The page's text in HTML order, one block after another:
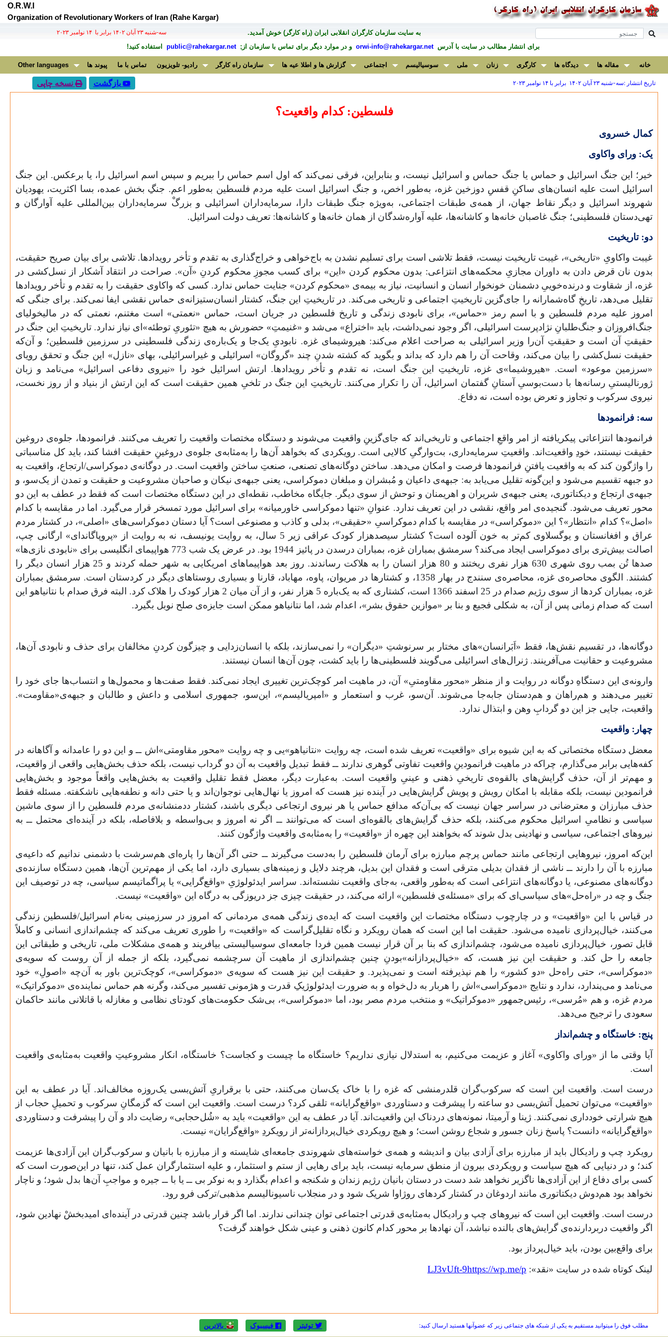
O.R.W.I
Organization of Revolutionary Workers of Iran (Rahe Kargar)
به سايت سازمان کارگران انقلابی ايران (راه کارگر) خوش آمديد. سه-شنبه ۲۳ آبان ۱۴۰۲ برابر با ۱۴ نوامبر ۲۰۲۳
برای انتشار مطالب در سايت با آدرسorwi-info@rahekargar.net و در موارد ديگر برای تماس با سازمان از;public@rahekargar.net استفاده کنید!
خانه مقاله ها دیدگاه ها کارگری زنان ملی سوسیالیسم اجتماعی گزارش ها و اطلا عیه ها سازمان راه کارگر رادیو- تلویزیون تماس با ما پیوند ها Other languages
تاریخ انتشار :سه-شنبه ۲۳ آبان ۱۴۰۲ برابر با ۱۴ نوامبر ۲۰۲۳ بازگشت نسخه چاپی
فلسطین: کدام واقعیت؟
کمال خسروی
یک: ورای واکاوی
خیر؛ این جنگ اسرائیل و حماس یا جنگ حماس و اسرائیل نیست، و بنابراین، فرقی نمی‌کند که اول اسم حماس را ببریم و سپس اسم اسرائیل را، یا برعکس. این جنگ
اسرائیل است علیه انسان‌های ساکنِ قفسِ دوزخین غزه، به‌طور اخص، و جنگ اسرائیل است علیه مردم فلسطین به‌طور اعم. جنگِ بخش عمده، بسا اکثریت، یهودیان
شهروند اسرائیل و دیگر نقاط جهان، از همه‌ی طبقات اجتماعی، به‌ویژه جنگ طبقات دارا، سرمایه‌داران اسرائیلی و بزرگْ سرمایه‌داران بین‌المللی علیه آوارگان و
تهی‌دستان فلسطینی؛ جنگ غاصبان خانه‌ها و کاشانه‌ها، علیه آواره‌شدگان از همان خانه‌ها و کاشانه‌ها: تعریف دولت اسرائیل.
دو: تاریخیت
غیبت واکاویِ «تاریخی»، غیبت تاریخیت نیست، فقط تلاشی است برای تسلیم ‌نشدن به باج‌خواهی و خراج‌گذاری به تقدم و تأخر رویدادها. تلاشی برای بیان صریح حقیقت،
بدون نان قرض دادن به داوران مجازیِ محکمه‌های انتزاعی: بدون محکوم‌ کردن «این» برای کسب مجوزِ محکوم‌ کردنِ «آن». صراحت در انتقاد آشکار از نسل‌کشی در
غزه، از شقاوت و درنده‌خوییِ دشمنان خونخوار انسان و انسانیت، نیاز به بیمه‌ی «محکوم ‌کردن» جنایت حماس ندارد. کسی‌ که واکاوی حقیقت را به تقدم و تأخر رویدادها
تقلیل می‌دهد، تاریخِ گاه‌شمارانه را جای‌گزین تاریخیتِ اجتماعی و تاریخی می‌کند. در تاریخیتِ این جنگ، کشتار انسان‌ستیزانه‌ی حماس نقشی ایفا نمی‌کند. برای جنگی که
امروز علیه مردم فلسطین و با اسم رمز «حماس»، برای نابودی زندگی و تاریخ فلسطین در جریان است، حماس «نعمتی» است مغتنم، نعمتی که در مالیخولیای
جنگ‌افروزان و جنگ‌طلبانِ نژادپرست اسرائیلی، اگر وجود نمی‌داشت، باید «اختراع» می‌شد و «غنیمتِ» حضورش به هیچ «تئوریِ توطئه»ای نیاز ندارد. تاریخیتِ این جنگ در
حقیقتِ آن است و حقیقتِ آن‌را وزیر اسرائیلی به صراحت اعلام می‌کند: هیروشیمای غزه. نابودیِ یک‌جا و یک‌باره‌ی زندگی فلسطینی در سرزمین فلسطین؛ و آن‌که
حقیقت نسل‌کشی را بیان می‌کند، وقاحت آن را هم دارد که بداند و بگوید که کشته‌ شدنِ چند «گروگان» اسرائیلی و غیراسرائیلی، بهای «نازل» این جنگ و تحقق رویای
«سرزمین موعود» است. «هیروشیما»ی غزه، تاریخیتِ این جنگ است، نه تقدم و تأخر رویدادها. ارتش اسرائیل خود را «نیروی دفاعی اسرائیل» می‌نامد و زبان
ژورنالیستیِ رسانه‌ها با دست‌بوسیِ آستانِ گفتمان اسرائیل، آن را تکرار می‌کنند. تاریخیتِ این جنگ در تلخیِ همین حقیقت است که این ارتش از بنیاد و از روز نخست،
نیروی سرکوب و تجاوز و تعرض بوده است، نه دفاع.
سه: فرانمودها
فرانمودها انتزاعاتی پیکریافته از امر واقعِ اجتماعی و تاریخی‌اند که جای‌گزینِ واقعیت می‌شوند و دستگاه مختصات واقعیت را تعریف می‌کنند. فرانمودها، جلوه‌ی دروغین
حقیقت نیستند، خودِ واقعیت‌اند. واقعیتِ سرمایه‌داری، بت‌وارگیِ کالایی است. رویکردی که بخواهد آن‌ها را به‌مثابه‌ی جلوه‌ی دروغینِ حقیقت افشا کند، باید کل مناسباتی
را واژگون کند که به واقعیت ‌یافتنِ فرانمودها فرصت و امکان می‌دهد. ساختن دوگانه‌های تصنعی، صنعتِ ساختن واقعیت است. در دوگانه‌ی دموکراسی/ارتجاع، واقعیت به
دو جبهه تقسیم می‌شود و این‌گونه تقلیل می‌یابد به: جبهه‌ی داعیان و مُبشران و مبلغان دموکراسی، یعنی جبهه‌ی نیکان و صاحبان مشروعیت و حقیقت و تمدن از یک‌سو، و
جبهه‌ی ارتجاع و دیکتاتوری، یعنی جبهه‌ی شریران و اهریمنان و توحش از سوی دیگر. جایگاه مخاطب، نقطه‌ای در این دستگاه مختصات است که فقط در عطف به این دو
محور تعریف می‌شود. گنجیده‌ی امر واقع، نقشی در این تعریف ندارد. عنوانِ «تنها دموکراسی خاورمیانه» برای اسرائیل مورد تمسخر قرار می‌گیرد. اما در مقایسه با کدام
«اصل»؟ کدام «انتظار»؟ این «دموکراسی» در مقایسه با کدام دموکراسیِ «حقیقی»، بدلی و کاذب و مصنوعی است؟ آیا دستان دموکراسی‌های «اصلی»، در کشتار مردم
عراق و افغانستان و یوگسلاوی کم‌تر به خون آلوده است؟ کشتار سیصدهزار کودک عراقی زیر 5 سال، به روایت یونیسف، نه به روایت از «پروپاگاندای» ارگانی چپ،
اصالت بیش‌تری برای دموکراسی ایجاد می‌کند؟ سرمشق بمباران غزه، بمباران درسدن در پائیز 1944 بود. در عرض یک شب 773 هواپیمای انگلیسی برای «نابودی نازی‌ها»
صدها تُن بمب روی شهری 630 هزار نفری ریختند و 80 هزار انسان را به هلاکت رساندند. روز بعد هواپیماهای امریکایی به شهر حمله کردند و 25 هزار انسان دیگر را
کشتند. الگوی محاصره‌ی غزه، محاصره‌ی سنندج در بهار 1358، و کشتارها در مریوان، پاوه، مهاباد، قارنا و بسیاری روستاهای دیگر در کردستان است. سرمشق بمباران
غزه، بمباران کردها از سوی رژیم صدام در 25 اسفند 1366 است، کشتاری که به یک‌باره 5 هزار نفر، و از آن میان 2 هزار کودک را هلاک کرد. البته فرق صدام با نتانیاهو این
است که صدام زمانی پس از آن، به شکلی فجیع و بنا بر «موازین حقوق بشر»، اعدام شد، اما نتانیاهو ممکن است جایزه‌ی صلح نوبل بگیرد.
دوگانه‌ها، در تقسیم نقش‌ها، فقط «اَبَرانسان»های مختار بر سرنوشتِ «دیگران» را نمی‌سازند، بلکه با انسان‌زدایی و چیزگون ‌کردنِ مخالفان برای حذف و نابودی آن‌ها،
مشروعیت و حقانیت می‌آفرینند. ژنرال‌های اسرائیلی می‌گویند فلسطینی‌ها را باید کشت، چون آن‌ها انسان نیستند.
وارونه‌ی این دستگاهِ دوگانه در روایت و از منظر «محور مقاومتیِ» آن، در ماهیت امر کوچک‌ترین تغییری ایجاد نمی‌کند. فقط صفت‌ها و محمول‌ها و انتساب‌ها جای خود را
تغییر می‌دهند و هم‌راهان و هم‌دستان جابه‌جا می‌شوند. آن‌سو، غرب و استعمار و «امپریالیسم»، این‌سو، جمهوری اسلامی و داعش و طالبان و جبهه‌ی«مقاومت».
واقعیت، جایی جز این دو گردابِ وهن و ابتذال ندارد.
چهار: واقعیت
معضل دستگاه مختصاتی که به این شیوه برای «واقعیت» تعریف شده است، چه روایت «نتانیاهو»یی و چه روایت «محور مقاومتی»اش ــ و این دو را عامدانه و آگاهانه در
کفه‌هایی برابر می‌گذارم، چراکه در ماهیت فرانمودینِ واقعیت تفاوتی گوهری ندارند ــ فقط تبدیل واقعیت به آن دو گرداب نیست، بلکه حذف بخش‌هایی واقعی از واقعیت،
و مهم‌تر از آن، حذف گرایش‌های بالقوه‌ی تاریخیِ ذهنی و عینیِ واقعیت است. به‌عبارت دیگر، معضل فقط تقلیل واقعیت به بخش‌هایی واقعاً موجود و بخش‌هایی
فرانمودین نیست، بلکه مقابله با امکان رویش و پویش گرایش‌هایی در آینده نیز هست که امروز یا نهال‌هایی نوجوان‌اند و یا حتی دانه و نطفه‌هایی ناشکفته. مسئله فقط
حذف مبارزان و معترضانی در سراسر جهان نیست که بی‌آن‌که مدافع حماس یا هر نیروی ارتجاعی دیگری باشند، کشتار ددمنشانه‌ی مردم فلسطین را از سوی ماشین
سیاسی و نظامیِ اسرائیل محکوم می‌کنند، بلکه حذف گرایش‌های بالقوه‌ای است که می‌توانند ــ اگر نه امروز و بی‌واسطه و بلافاصله، بلکه در آینده‌ای محتمل ــ به
نیروهای اجتماعی، سیاسی و نهادینی بدل شوند که بخواهند این چهره از «واقعیت» را به‌مثابه‌ی واقعیت واژگون کنند.
این‌که امروز، نیروهایی ارتجاعی مانند حماس پرچم مبارزه برای آرمان فلسطین را به‌دست می‌گیرند ــ حتی اگر آن‌ها را پاره‌ای هم‌سرشت با دشمنی ندانیم که داعیه‌ی
مبارزه با آن را دارند ــ ناشی از فقدان بدیلی مترقی است و فقدان این بدیل، هرچند دلایل و زمینه‌های بسیاری دارد، اما یکی از مهم‌ترین آن‌ها، همین دستگاه سازنده‌ی
دوگانه‌های مصنوعی، یا دوگانه‌های انتزاعی است که به‌طور واقعی، به‌جای واقعیت نشسته‌اند. سراسر ایدئولوژیِ «واقع‌گرایی» یا پراگماتیسم سیاسی، چه در توصیف این
جنگ و چه در «راه‌حل»های سیاسی‌ای که برای «مسئله‌ی فلسطین» ارائه می‌کند، در حقیقت چیزی جز دریوزگی به درگاه این «واقعیت» نیست.
در قیاس با این «واقعیت» و در چارچوب دستگاه مختصات این واقعیت است که ایده‌ی زندگی همه‌ی مردمانی که امروز در سرزمینی به‌نام اسرائیل/فلسطین زندگی
می‌کنند، خیال‌پردازی نامیده می‌شود. حقیقت اما این است که همان رویکرد و نگاه تقلیل‌گراست که «واقعیت» را طوری تعریف می‌کند که چشم‌اندازی انسانی و کاملاً
قابل تصور، خیال‌پردازی نامیده می‌شود، چشم‌اندازی که بنا بر آن قرار نیست همین فردا جامعه‌ای سوسیالیستی بیافریند و همه‌ی مشکلات ملی، تاریخی و طبقاتی این
جامعه را حل کند. و حقیقت این نیز هست، که «خیال‌پردازانه»‌بودنِ چنین چشم‌اندازی از ماهیت آن سرچشمه نمی‌گیرد، بلکه از جمله از آن ‌روست که سویه‌ی
«دموکراسی»، حتی راه‌حل «دو کشور» را هم نپذیرفته است و نمی‌پذیرد. و حقیقت این نیز هست که سویه‌ی «دموکراسی»، کوچک‌ترین باور به آن‌چه «اصولِ» خود
می‌نامد و می‌پندارد، ندارد و نتایج «دموکراسی»اش را هربار به دل‌خواه و به ضرورت ایدئولوژیکِ قدرت و هژمونی تفسیر می‌کند، وگرنه هم حماس نماینده‌ی «دموکراتیک»
مردم غزه، و هم «مُرسی»، رئیس‌جمهور «دموکراتیک» و منتخب مردم مصر بود، اما «دموکراسی»، بی‌شک حکومت‌های کودتای نظامی و مغازله با قاتلانی مانند حاکمان
سعودی را ترجیح می‌دهد.
پنج: خاستگاه و چشم‌انداز
آیا وقتی ما از «ورای واکاوی» آغاز و عزیمت می‌کنیم، به استدلال نیازی نداریم؟ خاستگاه ما چیست و کجاست؟ خاستگاه، انکار مشروعیتِ واقعیت به‌مثابه‌ی واقعیت
است.
درست است. واقعیت این است که سرکوب‌گران قلدرمنشی که غزه را با خاک یک‌سان می‌کنند، حتی با برقراریِ آتش‌بسی یک‌روزه مخالف‌اند. آیا در عطف به این
«واقعیت» می‌توان تحمیل آتش‌بسی دو ساعته را پیشرفت و دستاوردی «واقع‌گرایانه» تلقی کرد؟ درست است. واقعیت این است که گزمگانِ سرکوب و تحمیلِ حجاب از
هیچ شرارتی خودداری نمی‌کنند. ژینا و آرمیتا، نمونه‌های دردناک این واقعیت‌اند. آیا در عطف به این «واقعیت» باید به «شُل‌حجابی» رضایت داد و آن‌ را پیشرفت و دستاوردی
«واقع‌گرایانه» دانست؟ پاسخ زنان جسور و شجاع روشن است؛ و هیچ رویکردی خیال‌پردازانه‌تر از رویکردِ «واقع‌گرایان» نیست.
رویکرد چپ و رادیکال باید از مبارزه برای آزادی بیان و اندیشه و همه‌ی خواسته‌های شهروندی جامعه‌ای شایسته و از مبارزه با بانیان و سرکوب‌گران این آزادی‌ها عزیمت
کند؛ و در دنیایی که هیچ سیاست و رویکردی بیرون از منطق سرمایه نیست، باید برای رهایی از ستم و استثمار، و علیه استثمارگران عمل کند، تنها در این‌صورت است که
کسی برای دفاع از این آزادی‌ها ناگزیر نخواهد شد دست در دستان بانیان رژیم زندان و شکنجه و اعدام بگذارد و به نوکر بی ــ یا با ــ جیره و مواجبِ آن‌ها بدل شود؛ و ناچار
نخواهد بود هم‌دوش دیکتاتوری مانند اردوغان در کشتار کردهای روژاوا شریک شود و در منجلاب ناسیونالیسم مذهبی/ترکی فرو رود.
درست است. واقعیت این است که نیروهای چپ و رادیکال به‌مثابه‌ی قدرتی اجتماعی توان چندانی ندارند. اما اگر قرار باشد چنین قدرتی در آینده‌ای امیدبخشْ نهادین شود،
اگر واقعیت دربردارنده‌ی گرایش‌های بالنده نباشد، آن نهادها بر محور کدام کانون ذهنی و عینی شکل خواهند گرفت؟
برای واقع‌بین بودن، باید خیال‌پرداز بود.
لینک کوتاه شده در سایت «نقد»: https://wp.me/p
9
vUft-
3
LJ
مطلب فوق را میتوانید مستقیم به یکی از شبکه های جتماعی زیر که عضوآنها هستید ارسال کنید: توئیتر فیسبوک بالاترين